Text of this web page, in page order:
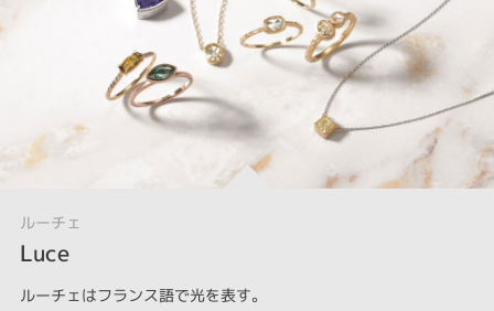
ルーチェ
Luce
ルーチェはフランス語で光を表す。